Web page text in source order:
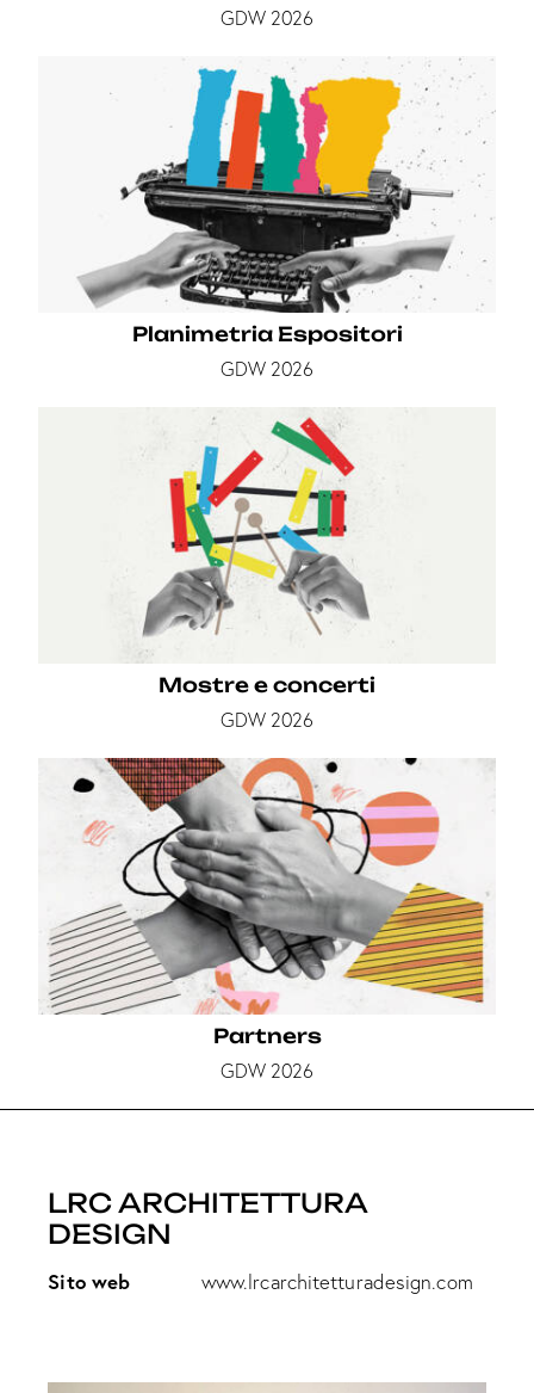
GDW 2026
Planimetria Espositori
GDW 2026
Mostre e concerti
GDW 2026
Partners
GDW 2026
LRC ARCHITETTURA
DESIGN
Sito web www.lrcarchitetturadesign.com